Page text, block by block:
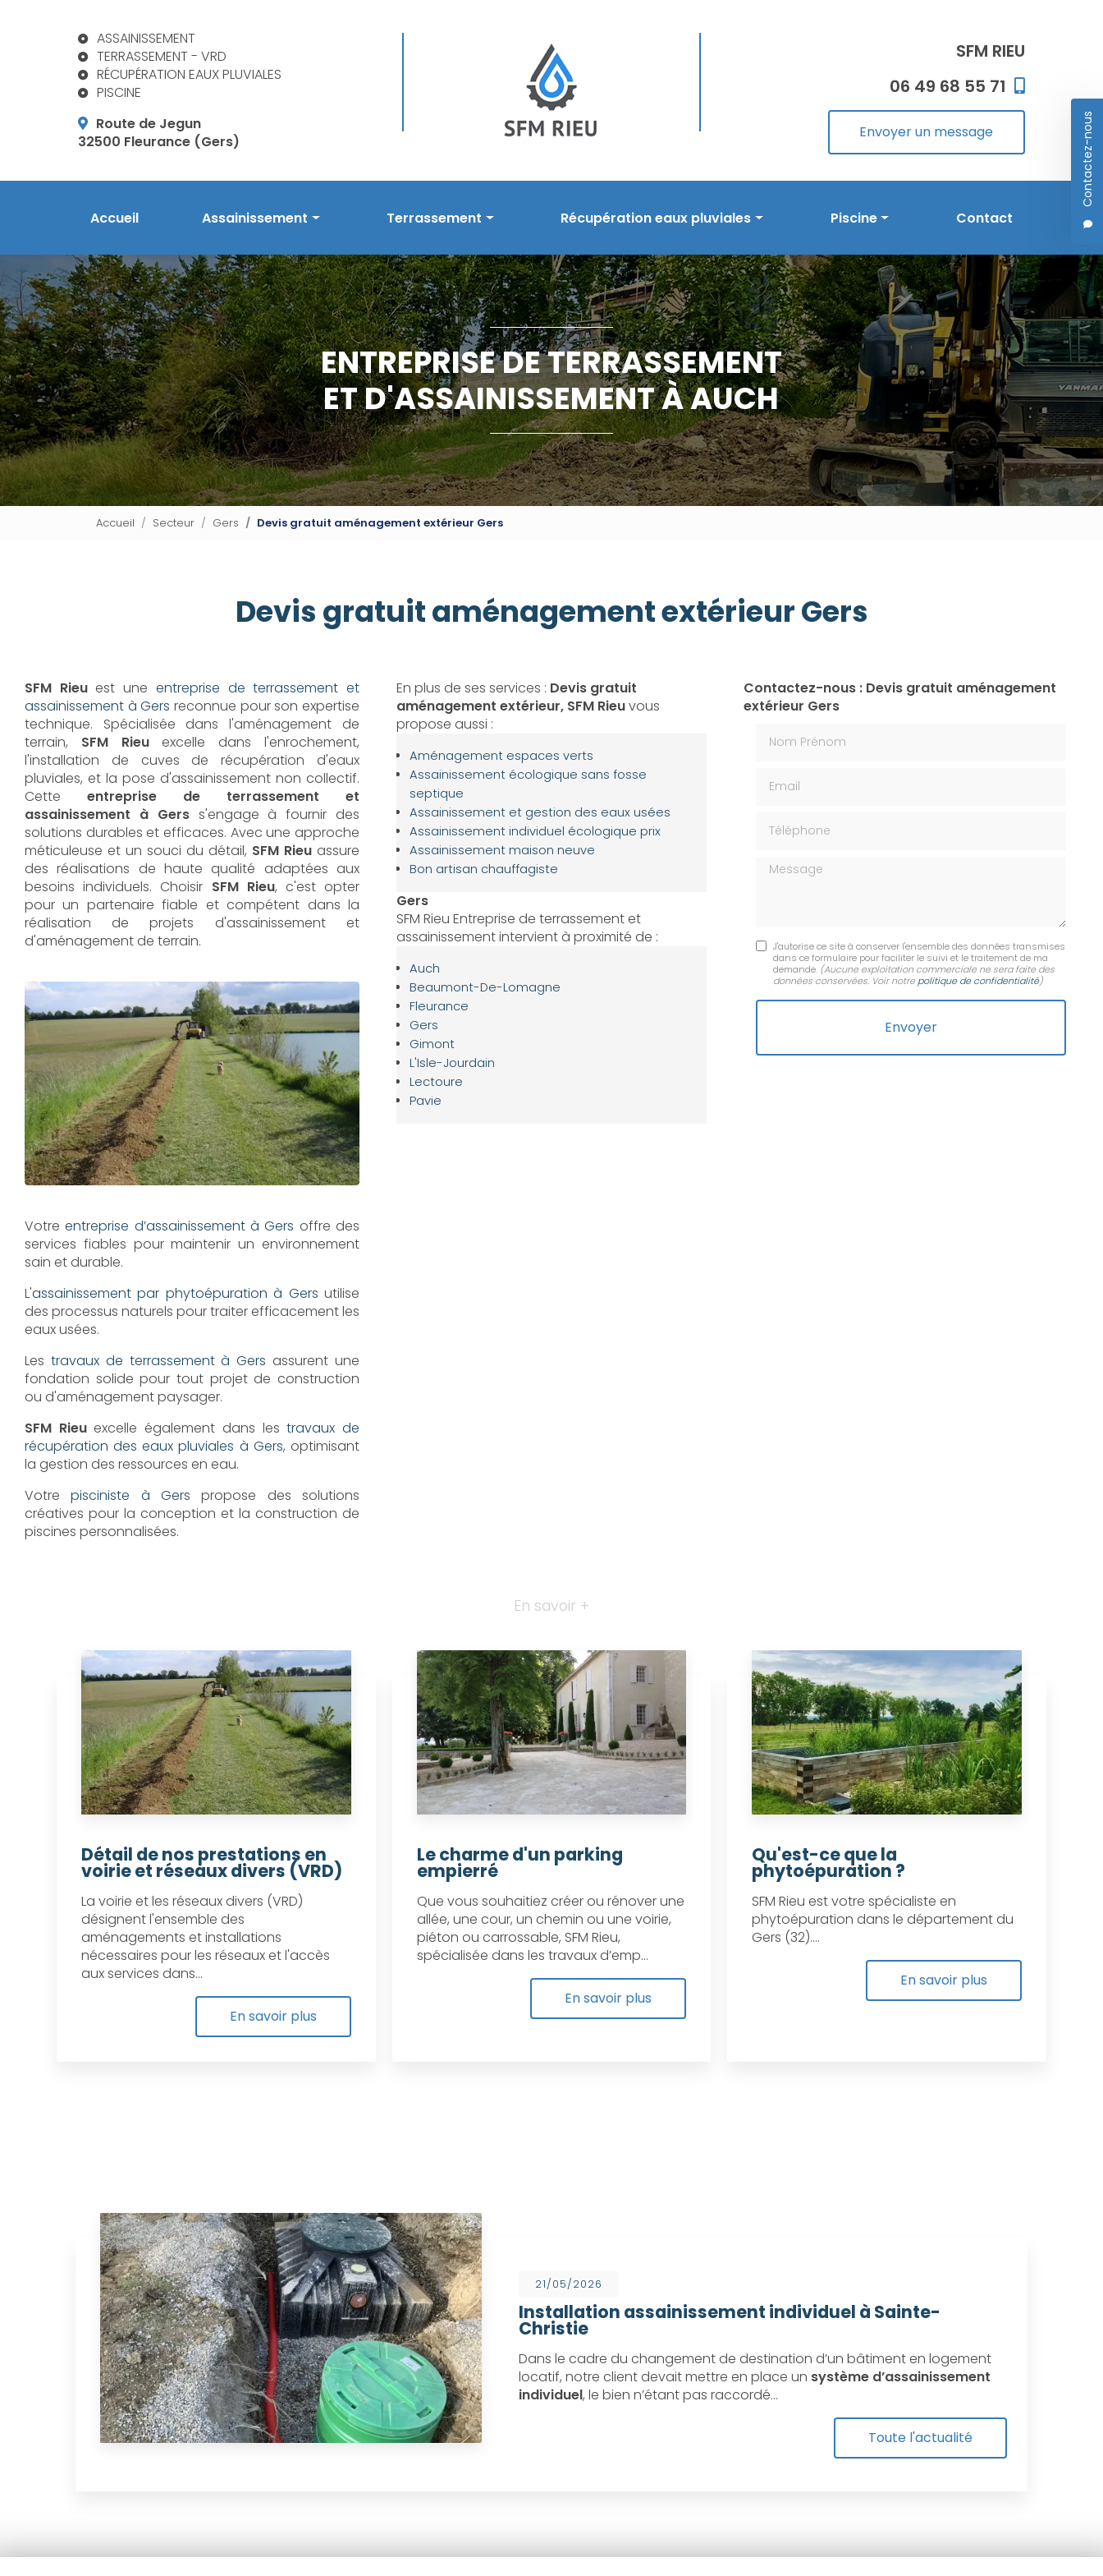
ASSAINISSEMENT
TERRASSEMENT - VRD
RÉCUPÉRATION EAUX PLUVIALES
PISCINE
Route de Jegun
32500 Fleurance (Gers)
SFM RIEU
06 49 68 55 71
Envoyer un message Contactez-nous
Accueil
Assainissement
Prestations en assainissement
Phytoépuration Aquatiris
Réalisations
Terrassement
Prestations en terrassement
Réalisations
Récupération eaux pluviales
Nos prestations
Réalisations
Piscine
Prestations en piscine
Réalisations
Contact
ENTREPRISE DE TERRASSEMENT
ET D'ASSAINISSEMENT À AUCH
Accueil Secteur Gers Devis gratuit aménagement extérieur Gers
Devis gratuit aménagement extérieur Gers
SFM Rieuest une entreprise de terrassement et
assainissement à Gers reconnue pour son expertise
technique. Spécialisée dans l'aménagement de
terrain, SFM Rieuexcelle dans l'enrochement,
l'installation de cuves de récupération d'eaux
pluviales, et la pose d'assainissement non collectif.
Cette entreprise de terrassement et
assainissement à Gerss'engage à fournir des
solutions durables et efficaces. Avec une approche
méticuleuse et un souci du détail, SFM Rieu assure
des réalisations de haute qualité adaptées aux
besoins individuels. Choisir SFM Rieu, c'est opter
pour un partenaire fiable et compétent dans la
réalisation de projets d'assainissement et
d'aménagement de terrain.
Votreentreprise d’assainissement à Gers offre des
services fiables pour maintenir un environnement
sain et durable.
L'assainissement par phytoépuration à Gers utilise
des processus naturels pour traiter efficacement les
eaux usées.
Les travaux de terrassement à Gers assurent une
fondation solide pour tout projet de construction
ou d'aménagement paysager.
SFM Rieuexcelle également dans lestravaux de
récupération des eaux pluviales à Gers, optimisant
la gestion des ressources en eau.
Votrepisciniste à Gers propose des solutions
créatives pour la conception et la construction de
piscines personnalisées.
En plus de ses services : Devis gratuit
aménagement extérieur, SFM Rieuvous
propose aussi :
Aménagement espaces verts
Assainissement écologique sans fosse
septique
Assainissement et gestion des eaux usées
Assainissement individuel écologique prix
Assainissement maison neuve
Bon artisan chauffagiste
Gers
SFM Rieu Entreprise de terrassement et
assainissement intervient à proximité de :
Auch
Beaumont-De-Lomagne
Fleurance
Gers
Gimont
L'Isle-Jourdain
Lectoure
Pavie
Contactez-nous : Devis gratuit aménagement
extérieur Gers
Message
J'autorise ce site à conserver l'ensemble des données transmises
dans ce formulaire pour faciliter le suivi et le traitement de ma
demande. (Aucune exploitation commerciale ne sera faite des
données conservées. Voir notre politique de confidentialité)
En savoir +
Détail de nos prestations en
voirie et réseaux divers (VRD)
La voirie et les réseaux divers (VRD)
désignent l'ensemble des
aménagements et installations
nécessaires pour les réseaux et l'accès
aux services dans...
En savoir plus
Le charme d'un parking
empierré
Que vous souhaitiez créer ou rénover une
allée, une cour, un chemin ou une voirie,
piéton ou carrossable, SFM Rieu,
spécialisée dans les travaux d’emp...
En savoir plus
Qu'est-ce que la
phytoépuration ?
SFM Rieu est votre spécialiste en
phytoépuration dans le département du
Gers (32)....
En savoir plus
21/05/2026
Installation assainissement individuel à Sainte-
Christie
Dans le cadre du changement de destination d’un bâtiment en logement
locatif, notre client devait mettre en place un système d’assainissement
individuel, le bien n’étant pas raccordé…
Toute l'actualité